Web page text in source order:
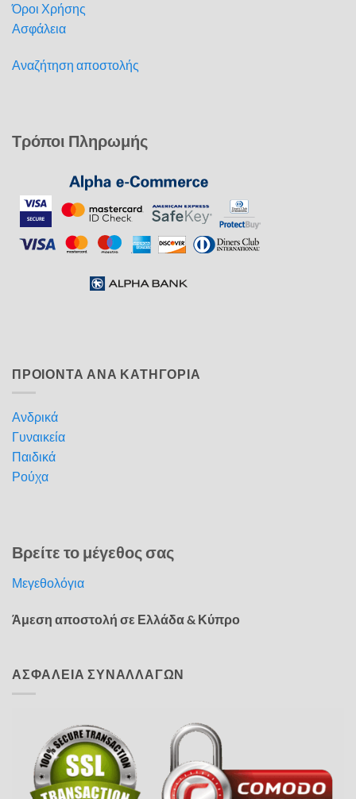
Όροι Χρήσης
Ασφάλεια
Αναζήτηση αποστολής
Τρόποι Πληρωμής
ΠΡΟΙΟΝΤΑ ΑΝΑ ΚΑΤΗΓΟΡΙΑ
Ανδρικά
Γυναικεία
Παιδικά
Ρούχα
Βρείτε το μέγεθος σας
Μεγεθολόγια
Άμεση αποστολή σε Ελλάδα & Κύπρο
ΑΣΦΑΛΕΙΑ ΣΥΝΑΛΛΑΓΩΝ